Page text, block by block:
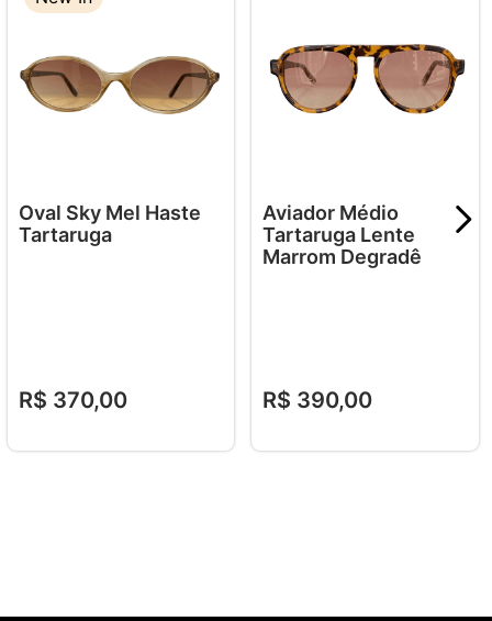
Oval Sky Mel Haste
Tartaruga
R$ 370,00
Aviador Médio
Tartaruga Lente
Marrom Degradê
R$ 390,00